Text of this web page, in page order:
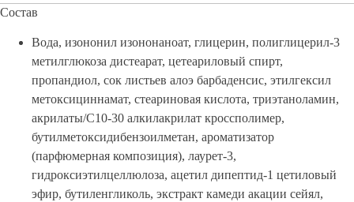
Состав
Вода, изононил изононаноат, глицерин, полиглицерил-3
метилглюкоза дистеарат, цетеариловый спирт,
пропандиол, сок листьев алоэ барбаденсис, этилгексил
метоксициннамат, стеариновая кислота, триэтаноламин,
акрилаты/С10-30 алкилакрилат кроссполимер,
бутилметоксидибензоилметан, ароматизатор
(парфюмерная композиция), лаурет-3,
гидроксиэтилцеллюлоза, ацетил дипептид-1 цетиловый
эфир, бутиленгликоль, экстракт камеди акации сейял,